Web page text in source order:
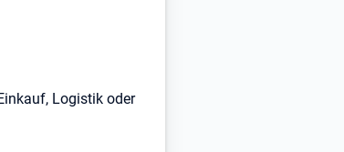
Logistik oder